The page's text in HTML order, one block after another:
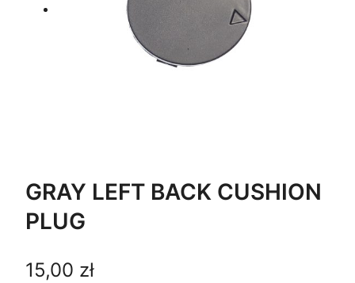
GRAY LEFT BACK CUSHION
PLUG
15,00 zł